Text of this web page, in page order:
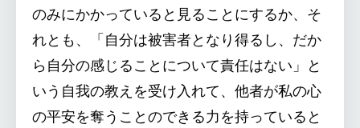
のみにかかっていると見ることにするか、そ
れとも、「自分は被害者となり得るし、だか
ら自分の感じることについて責任はない」と
いう自我の教えを受け入れて、他者が私の心
の平安を奪うことのできる力を持っていると